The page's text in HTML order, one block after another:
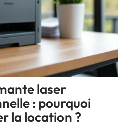
laser
: pourquoi
la location ?